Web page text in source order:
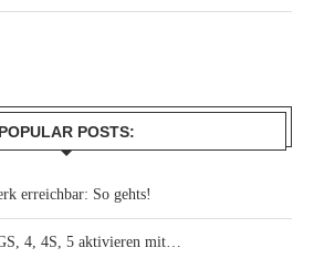
POPULAR POSTS:
erreichbar: So gehts!
4, 4S, 5 aktivieren mit…